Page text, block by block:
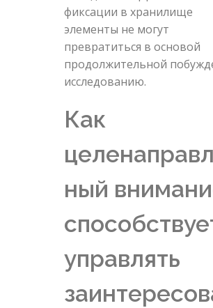
фиксации в хранилище
элементы не могут
превратиться в основой
продолжительной
исследованию.
Как
ный
управлять